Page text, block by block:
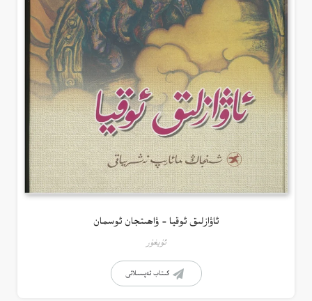
ئاۋازلىق ئوقيا – ۋاھىتجان ئوسمان
ئۇيغۇر
كىتاب تەپسىلاتى